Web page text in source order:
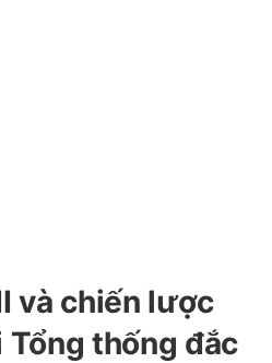
và chiến lược
Tổng thống đắc